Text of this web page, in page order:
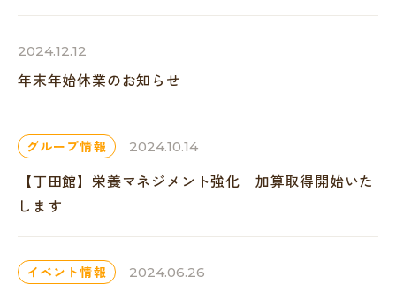
2024.12.12
年末年始休業のお知らせ
グループ情報 2024.10.14
【丁田館】栄養マネジメント強化 加算取得開始いた
します
イベント情報 2024.06.26